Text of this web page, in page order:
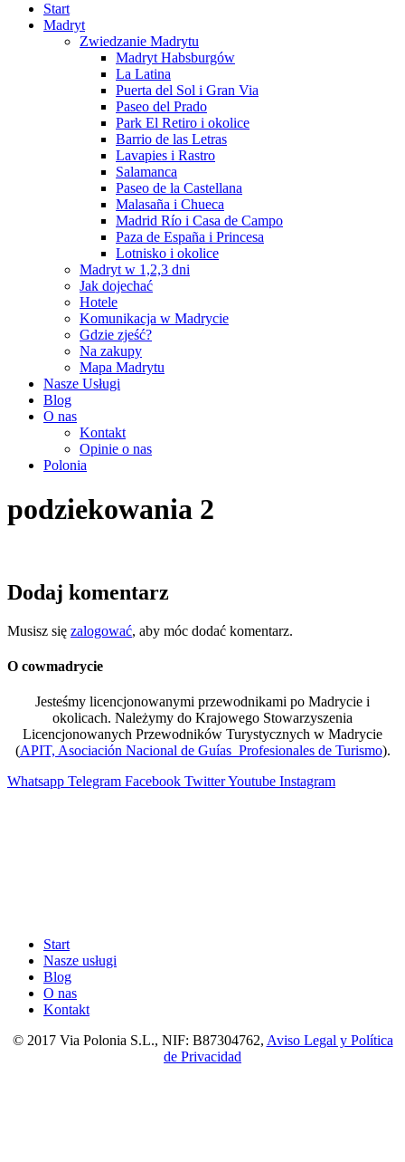
Start
Madryt
Zwiedzanie Madrytu
Madryt Habsburgów
La Latina
Puerta del Sol i Gran Via
Paseo del Prado
Park El Retiro i okolice
Barrio de las Letras
Lavapies i Rastro
Salamanca
Paseo de la Castellana
Malasaña i Chueca
Madrid Río i Casa de Campo
Paza de España i Princesa
Lotnisko i okolice
Madryt w 1,2,3 dni
Jak dojechać
Hotele
Komunikacja w Madrycie
Gdzie zjeść?
Na zakupy
Mapa Madrytu
Nasze Usługi
Blog
O nas
Kontakt
Opinie o nas
Polonia
podziekowania 2
Dodaj komentarz
Musisz się zalogować, aby móc dodać komentarz.
O cowmadrycie
Jesteśmy licencjonowanymi przewodnikami po Madrycie i
okolicach. Należymy do Krajowego Stowarzyszenia
Licencjonowanych Przewodników Turystycznych w Madrycie
(APIT, Asociación Nacional de Guías Profesionales de Turismo).
Whatsapp Telegram Facebook TwitterYoutube Instagram
Start
Nasze usługi
Blog
O nas
Kontakt
© 2017 Via Polonia S.L., NIF: B87304762, Aviso Legal y Política
de Privacidad